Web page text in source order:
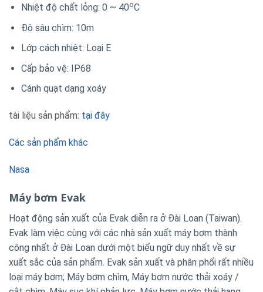
Nhiệt độ chất lỏng: 0 ~ 40oC
Độ sâu chìm: 10m
Lớp cách nhiệt: Loại E
Cấp bảo vệ: IP68
Cánh quạt dạng xoáy
tài liệu sản phẩm: tại đây
Các sản phẩm khác
Nasa
Máy bơm Evak
Hoạt động sản xuất của Evak diễn ra ở Đài Loan (Taiwan).
Evak làm việc cùng với các nhà sản xuất máy bơm thành
công nhất ở Đài Loan dưới một biểu ngữ duy nhất về sự
xuất sắc của sản phẩm. Evak sản xuất và phân phối rất nhiều
loại máy bơm; Máy bơm chìm, Máy bơm nước thải xoáy /